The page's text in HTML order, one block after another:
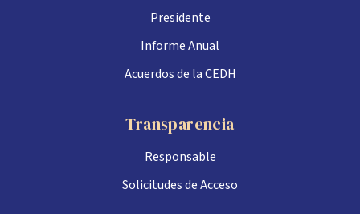
Presidente
Informe Anual
Acuerdos de la CEDH
Transparencia
Responsable
Solicitudes de Acceso